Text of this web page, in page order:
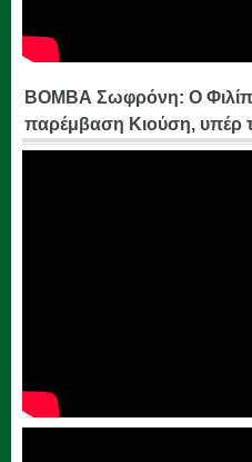
ΒΟΜΒΑ Σωφρόνη: Ο
παρέμβαση Κιούση, υπέρ